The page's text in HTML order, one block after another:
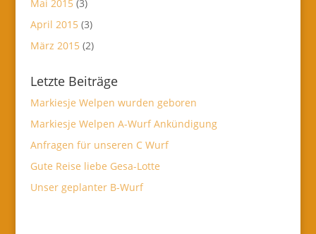
Mai 2015 (3)
April 2015 (3)
März 2015 (2)
Letzte Beiträge
Markiesje Welpen wurden geboren
Markiesje Welpen A-Wurf Ankündigung
Anfragen für unseren C Wurf
Gute Reise liebe Gesa-Lotte
Unser geplanter B-Wurf